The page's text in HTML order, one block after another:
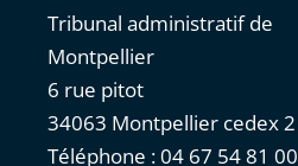
Tribunal administratif de
Montpellier
6 rue pitot
34063 Montpellier cedex 2
Téléphone : 04 67 54 81 00